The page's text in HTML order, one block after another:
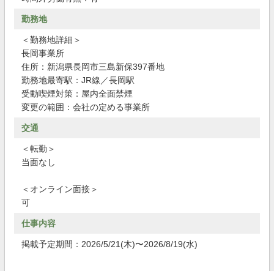
勤務地
＜勤務地詳細＞
長岡事業所
住所：新潟県長岡市三島新保397番地
勤務地最寄駅：JR線／長岡駅
受動喫煙対策：屋内全面禁煙
変更の範囲：会社の定める事業所
交通
＜転勤＞
当面なし
＜オンライン面接＞
可
仕事内容
掲載予定期間：2026/5/21(木)〜2026/8/19(水)